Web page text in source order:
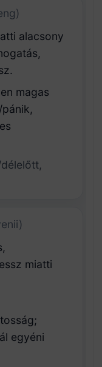
alacsony
magas
miatti
egyéni